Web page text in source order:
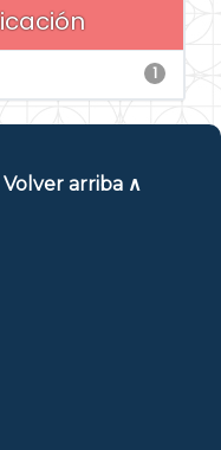
1
Volver arriba ∧